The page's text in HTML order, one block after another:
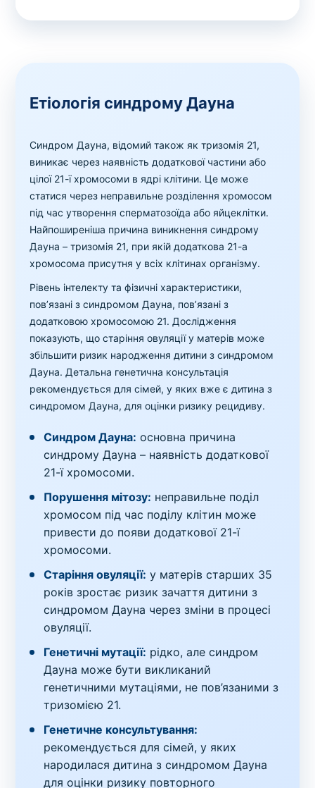
Етіологія синдрому Дауна
Синдром Дауна, відомий також як тризомія 21,
виникає через наявність додаткової частини або
цілої 21-ї хромосоми в ядрі клітини. Це може
статися через неправильне розділення хромосом
під час утворення сперматозоїда або яйцеклітки.
Найпоширеніша причина виникнення синдрому
Дауна – тризомія 21, при якій додаткова 21-а
хромосома присутня у всіх клітинах організму.
Рівень інтелекту та фізичні характеристики,
пов’язані з синдромом Дауна, пов’язані з
додатковою хромосомою 21. Дослідження
показують, що старіння овуляції у матерів може
збільшити ризик народження дитини з синдромом
Дауна. Детальна генетична консультація
рекомендується для сімей, у яких вже є дитина з
синдромом Дауна, для оцінки ризику рецидиву.
Синдром Дауна: основна причина
синдрому Дауна – наявність додаткової
21-ї хромосоми.
Порушення мітозу: неправильне поділ
хромосом під час поділу клітин може
привести до появи додаткової 21-ї
хромосоми.
Старіння овуляції: у матерів старших 35
років зростає ризик зачаття дитини з
синдромом Дауна через зміни в процесі
овуляції.
Генетичні мутації: рідко, але синдром
Дауна може бути викликаний
генетичними мутаціями, не пов’язаними з
тризомією 21.
Генетичне консультування:
рекомендується для сімей, у яких
народилася дитина з синдромом Дауна
для оцінки ризику повторного